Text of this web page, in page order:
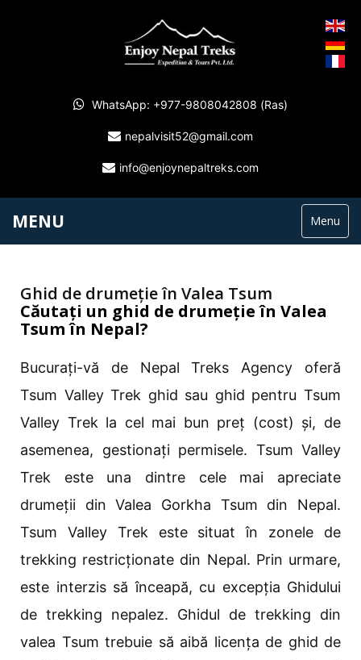
WhatsApp: +977-9808042808 (Ras)
nepalvisit52@gmail.com
info@enjoynepaltreks.com
MENU Menu
Ghid de drumeție în Valea Tsum
Căutați un ghid de drumeție în Valea
Tsum în Nepal?
Bucurați-vă de Nepal Treks Agency oferă
Tsum Valley Trek ghid sau ghid pentru Tsum
Valley Trek la cel mai bun preț (cost) și, de
asemenea, gestionați permisele. Tsum Valley
Trek este una dintre cele mai apreciate
drumeții din Valea Gorkha Tsum din Nepal.
Tsum Valley Trek este situat în zonele de
trekking restricționate din Nepal. Prin urmare,
este interzis să înceapă, cu excepția Ghidului
de trekking nepalez. Ghidul de trekking din
valea Tsum trebuie să aibă licența de ghid de